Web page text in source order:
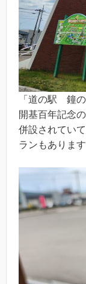
「道の駅 鐘
開基百年記念
併設されてい
ランもあります